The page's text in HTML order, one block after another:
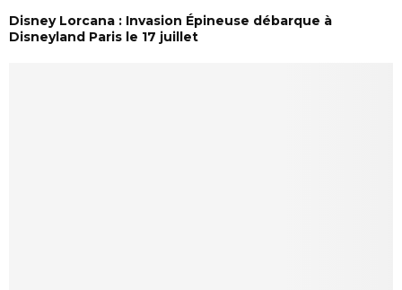
Disney Lorcana : Invasion Épineuse débarque à
Disneyland Paris le 17 juillet